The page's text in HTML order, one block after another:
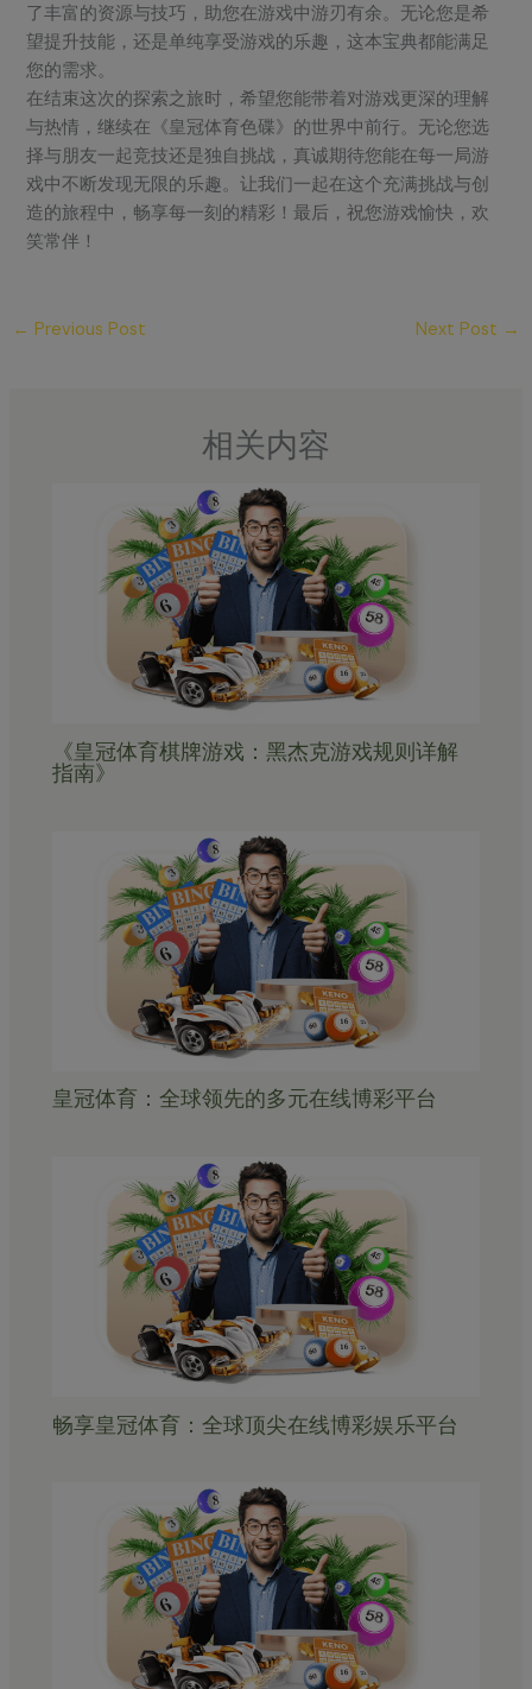
了丰富的资源与技巧，助您在游戏中游刃有余。无论您是希
望提升技能，还是单纯享受游戏的乐趣，这本宝典都能满足
您的需求。
在结束这次的探索之旅时，希望您能带着对游戏更深的理解
与热情，继续在《皇冠体育色碟》的世界中前行。无论您选
择与朋友一起竞技还是独自挑战，真诚期待您能在每一局游
戏中不断发现无限的乐趣。让我们一起在这个充满挑战与创
造的旅程中，畅享每一刻的精彩！最后，祝您游戏愉快，欢
笑常伴！
← Previous Post Next Post →
相关内容
《皇冠体育棋牌游戏：黑杰克游戏规则详解
指南》
皇冠体育：全球领先的多元在线博彩平台
畅享皇冠体育：全球顶尖在线博彩娱乐平台